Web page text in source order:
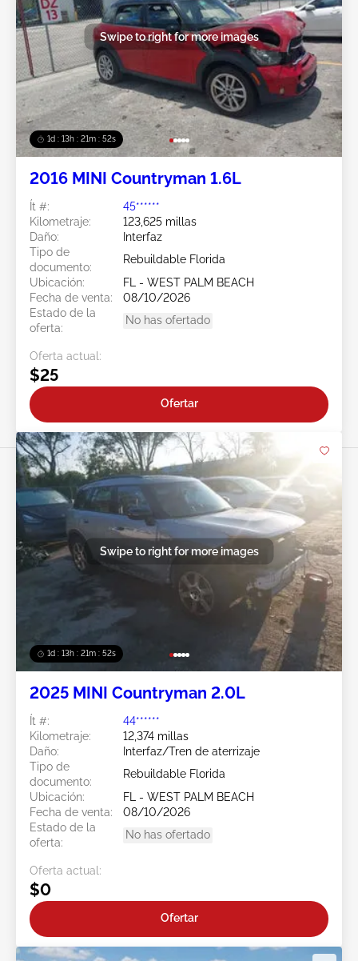
1d : 13h : 21m : 49s
Swipe to right for more images
2016 MINI Countryman 1.6L
Ít #:
45******
Kilometraje:
123,625 millas
Daño:
Interfaz
Tipo de
documento:
Rebuildable Florida
Ubicación:
FL - WEST PALM BEACH
Fecha de venta:
08/10/2026
Estado de la
oferta:
No has ofertado
Oferta actual:
$25
Ofertar
1d : 13h : 21m : 49s
Swipe to right for more images
2025 MINI Countryman 2.0L
Ít #:
44******
Kilometraje:
12,374 millas
Daño:
Interfaz/Tren de aterrizaje
Tipo de
documento:
Rebuildable Florida
Ubicación:
FL - WEST PALM BEACH
Fecha de venta:
08/10/2026
Estado de la
oferta:
No has ofertado
Oferta actual:
$0
Ofertar